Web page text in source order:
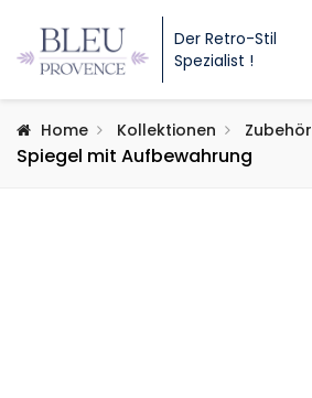
Der Retro-Stil
Spezialist !
Home Kollektionen Zubehör
Spiegel mit Aufbewahrung